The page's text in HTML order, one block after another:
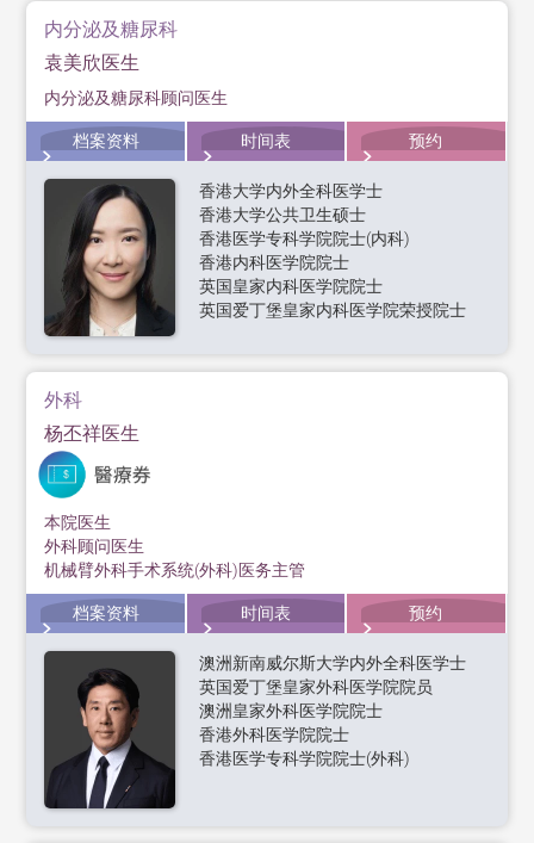
内分泌及糖尿科
袁美欣医生
内分泌及糖尿科顾问医生
档案资料 时间表 预约
香港大学内外全科医学士
香港大学公共卫生硕士
香港医学专科学院院士(内科)
香港内科医学院院士
英国皇家内科医学院院士
英国爱丁堡皇家内科医学院荣授院士
外科
杨丕祥医生
本院医生
外科顾问医生
机械臂外科手术系统(外科)医务主管
档案资料 时间表 预约
澳洲新南威尔斯大学内外全科医学士
英国爱丁堡皇家外科医学院院员
澳洲皇家外科医学院院士
香港外科医学院院士
香港医学专科学院院士(外科)